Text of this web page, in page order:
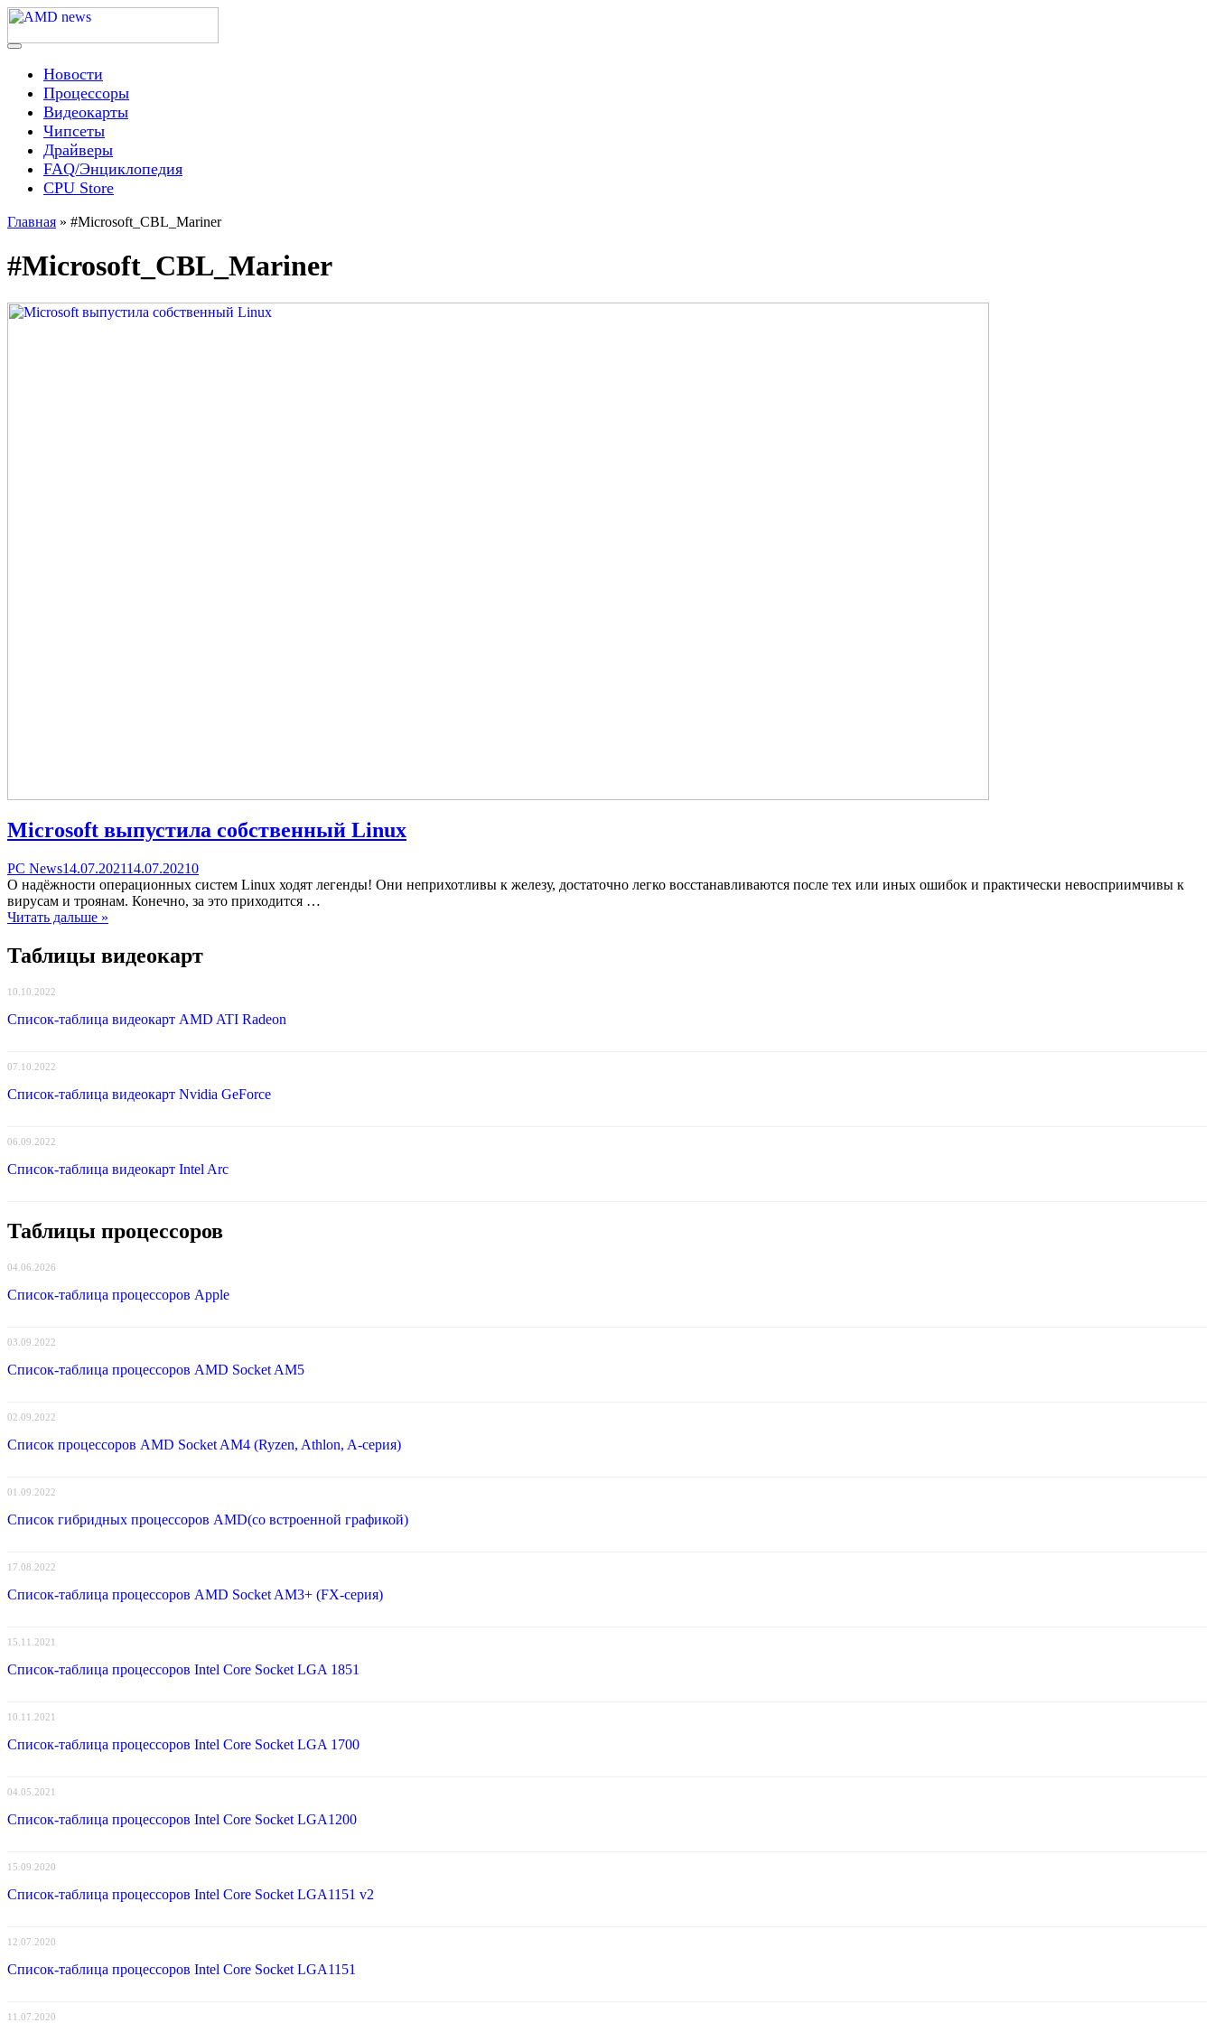
Skip
content
AMD news
Menu
Новости
Процессоры
Видеокарты
Чипсеты
Драйверы
FAQ/Энциклопедия
CPU Store
Главная » #Microsoft_CBL_Mariner
#Microsoft_CBL_Mariner
Microsoft выпустила собственный Linux
Categories
PC NewsPosted
on
14.07.202114.07.20210comments
on
Microsoft
О надёжности операционных систем Linux ходят легенды! Они неприхотливы к железу, достаточно легко восстанавливаются после тех или иных ошибок и практически невосприимчивы к
вирусам и троянам. Конечно, за это приходится …
Читать дальше »
Таблицы видеокарт
10.10.2022
Список-таблица видеокарт AMD ATI Radeon
07.10.2022
Список-таблица видеокарт Nvidia GeForce
06.09.2022
Список-таблица видеокарт Intel Arc
Таблицы процессоров
04.06.2026
Список-таблица процессоров Apple
03.09.2022
Список-таблица процессоров AMD Socket AM5
02.09.2022
Список процессоров AMD Socket AM4 (Ryzen, Athlon, A-серия)
01.09.2022
Список гибридных процессоров AMD(со встроенной графикой)
17.08.2022
Список-таблица процессоров AMD Socket AM3+ (FX-серия)
15.11.2021
Список-таблица процессоров Intel Core Socket LGA 1851
10.11.2021
Список-таблица процессоров Intel Core Socket LGA 1700
04.05.2021
Список-таблица процессоров Intel Core Socket LGA1200
15.09.2020
Список-таблица процессоров Intel Core Socket LGA1151 v2
12.07.2020
Список-таблица процессоров Intel Core Socket LGA1151
11.07.2020